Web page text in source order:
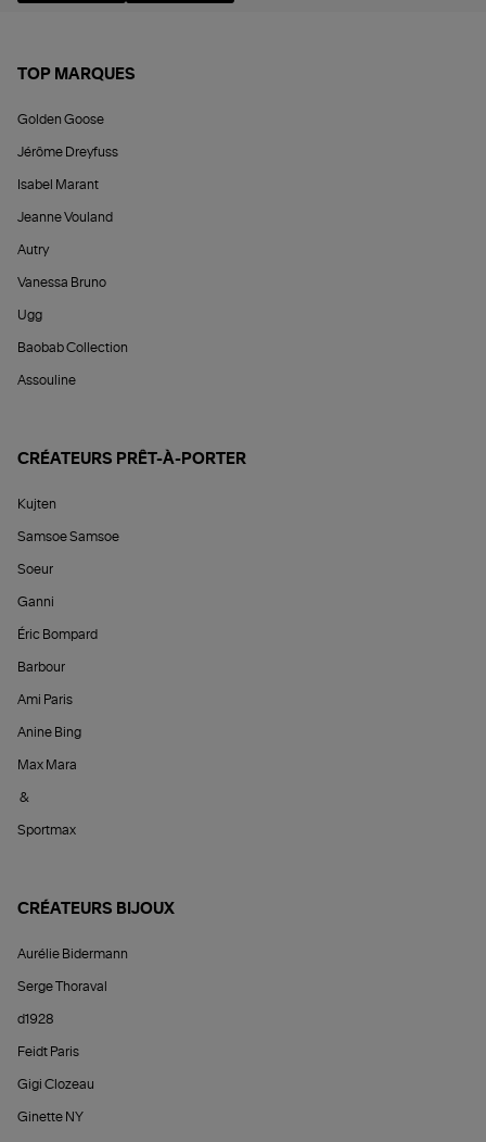
TOP MARQUES
Golden Goose
Jérôme Dreyfuss
Isabel Marant
Jeanne Vouland
Autry
Vanessa Bruno
Ugg
Baobab Collection
Assouline
CRÉATEURS PRÊT-À-PORTER
Kujten
Samsoe Samsoe
Soeur
Ganni
Éric Bompard
Barbour
Ami Paris
Anine Bing
Max Mara
&
Sportmax
CRÉATEURS BIJOUX
Aurélie Bidermann
Serge Thoraval
d1928
Feidt Paris
Gigi Clozeau
Ginette NY